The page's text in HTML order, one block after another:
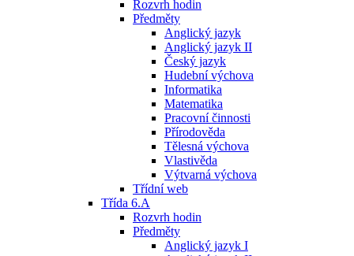
Rozvrh hodin
Předměty
Anglický jazyk
Anglický jazyk II
Český jazyk
Hudební výchova
Informatika
Matematika
Pracovní činnosti
Přírodověda
Tělesná výchova
Vlastivěda
Výtvarná výchova
Třídní web
Třída 6.A
Rozvrh hodin
Předměty
Anglický jazyk I